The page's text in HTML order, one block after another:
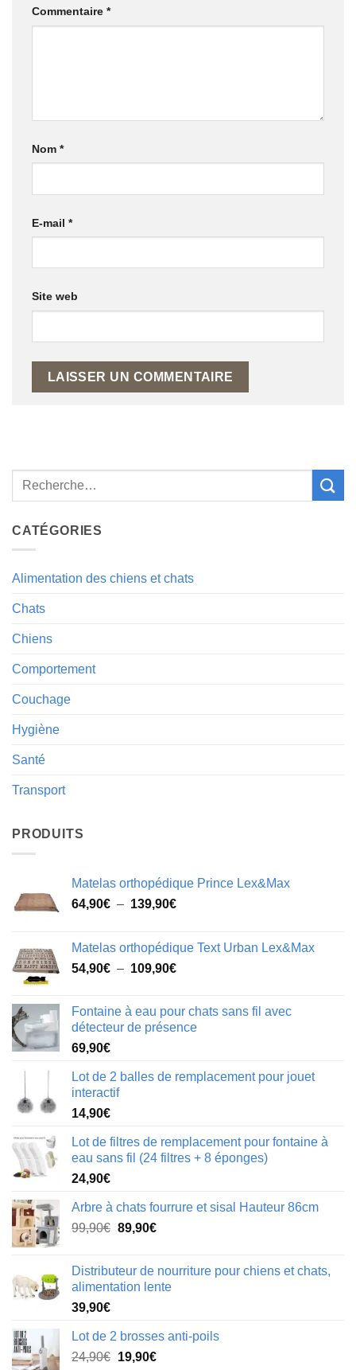
Commentaire *
Nom *
E-mail *
Site web
CATÉGORIES
Alimentation des chiens et chats
Chats
Chiens
Comportement
Couchage
Hygiène
Santé
Transport
PRODUITS
Matelas orthopédique Prince Lex&Max
64,90€ – 139,90€Plage
64,90€
à
Matelas orthopédique Text Urban Lex&Max
54,90€ – 109,90€Plage
54,90€
à
Fontaine à eau pour chats sans fil avec
détecteur de présence
69,90€
Lot de 2 balles de remplacement pour jouet
interactif
14,90€
Lot de filtres de remplacement pour fontaine à
eau sans fil (24 filtres + 8 éponges)
24,90€
Arbre à chats fourrure et sisal Hauteur 86cm
99,90€ Le
était :
99,90€.
89,90€Le
est :
89,90€.
Distributeur de nourriture pour chiens et chats,
alimentation lente
39,90€
Lot de 2 brosses anti-poils
24,90€ Le
19,90€Le